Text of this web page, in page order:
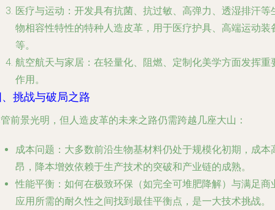
医疗与运动 ：开发具有抗菌、抗过敏、高弹力、透湿排汗等
物相容性特性的特种人造皮革，用于医疗护具、高端运动装
等。
航空航天与家居 ：在轻量化、阻燃、定制化美学方面发挥重
作用。
挑战与破局之路
前景光明，但人造皮革的未来之路仍需跨越几座大山：
成本问题 ：大多数前沿生物基材料仍处于规模化初期，成本
昂，降本增效依赖于生产技术的突破和产业链的成熟。
性能平衡 ：如何在极致环保（如完全可堆肥降解）与满足商
应用所需的耐久性之间找到最佳平衡点，是一大技术挑战。